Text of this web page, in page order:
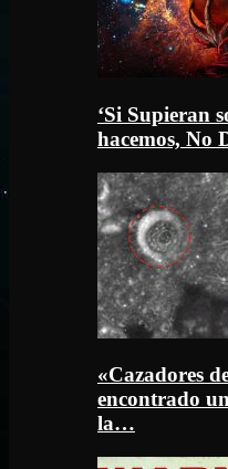
‘Si Supieran
hacemos,
«Cazadores
encontrado
la…